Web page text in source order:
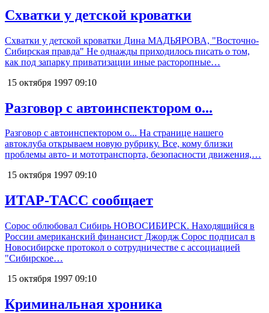
Схватки у детской кроватки
Схватки у детской кроватки Дина МАДЬЯРОВА, "Восточно-
Сибирская правда" Не однажды приходилось писать о том,
как под запарку приватизации иные расторопные…
15 октября 1997 09:10
Разговор с автоинспектором о...
Разговор с автоинспектором о... На странице нашего
автоклуба открываем новую рубрику. Все, кому близки
проблемы авто- и мототранспорта, безопасности движения,…
15 октября 1997 09:10
ИТАР-ТАСС сообщает
Сорос облюбовал Сибирь НОВОСИБИРСК. Находящийся в
России американский финансист Джордж Сорос подписал в
Новосибирске протокол о сотрудничестве с ассоциацией
"Сибирское…
15 октября 1997 09:10
Криминальная хроника